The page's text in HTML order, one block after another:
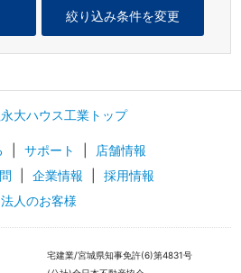
絞り込み条件を変更
大ハウス工業トップ
サポート
店舗情報
企業情報
採用情報
法人のお客様
宅建業/宮城県知事免許(6)第4831号